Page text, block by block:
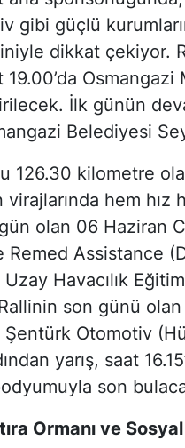
gibi güçlü
dikkat çekiyor.
Osmangazi
İlk günün
Belediyesi
126.30 kilometre
hem hız
olan 06 Haziran
Assistance
Havacılık
son günü
Şentürk Otomotiv
yarış, saat
son
Ormanı ve